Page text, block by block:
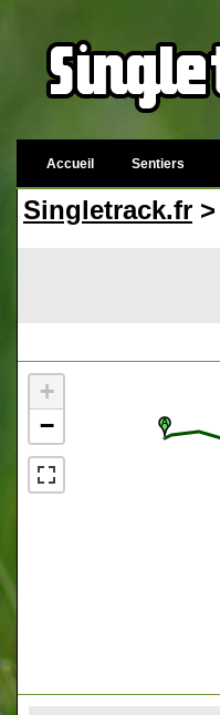
Accueil Sentiers
Singletrack.fr >
+
−